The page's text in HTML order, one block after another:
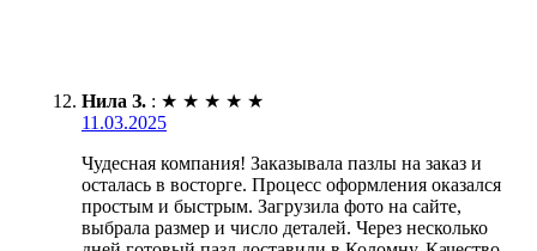
Нила З. : ★ ★ ★ ★ ★
11.03.2025
Чудесная компания! Заказывала пазлы на заказ и
осталась в восторге. Процесс оформления оказался
простым и быстрым. Загрузила фото на сайте,
выбрала размер и число деталей. Через несколько